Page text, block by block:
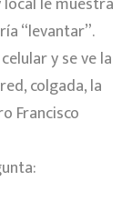
“levantar”.
y se ve la
colgada, la
Francisco